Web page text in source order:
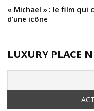
« Michael » : le film qui
d’une icône
LUXURY PLACE